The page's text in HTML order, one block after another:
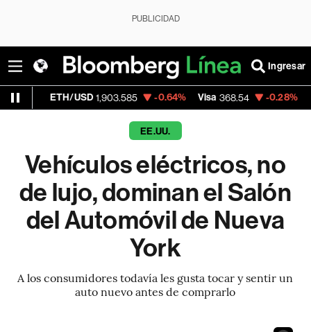
PUBLICIDAD
Ingresar
1,903.585 -0.64% Visa 368.54 -0.28% MercadoLibre
EE.UU.
Vehículos eléctricos, no
de lujo, dominan el Salón
del Automóvil de Nueva
York
A los consumidores todavía les gusta tocar y sentir un
auto nuevo antes de comprarlo